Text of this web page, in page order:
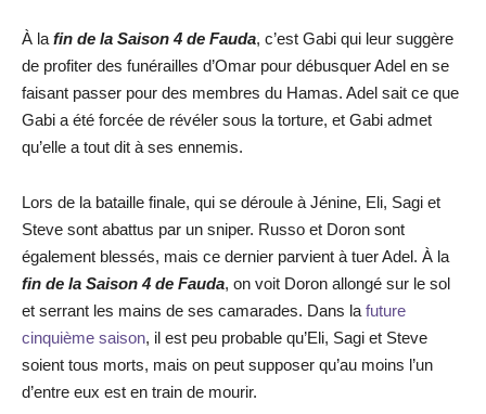
À la fin de la Saison 4 de Fauda, c’est Gabi qui leur suggère
de profiter des funérailles d’Omar pour débusquer Adel en se
faisant passer pour des membres du Hamas. Adel sait ce que
Gabi a été forcée de révéler sous la torture, et Gabi admet
qu’elle a tout dit à ses ennemis.
Lors de la bataille finale, qui se déroule à Jénine, Eli, Sagi et
Steve sont abattus par un sniper. Russo et Doron sont
également blessés, mais ce dernier parvient à tuer Adel. À la
fin de la Saison 4 de Fauda, on voit Doron allongé sur le sol
et serrant les mains de ses camarades. Dans la future
cinquième saison, il est peu probable qu’Eli, Sagi et Steve
soient tous morts, mais on peut supposer qu’au moins l’un
d’entre eux est en train de mourir.